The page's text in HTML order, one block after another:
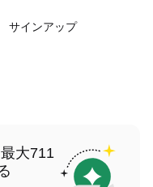
サインアップ
大711